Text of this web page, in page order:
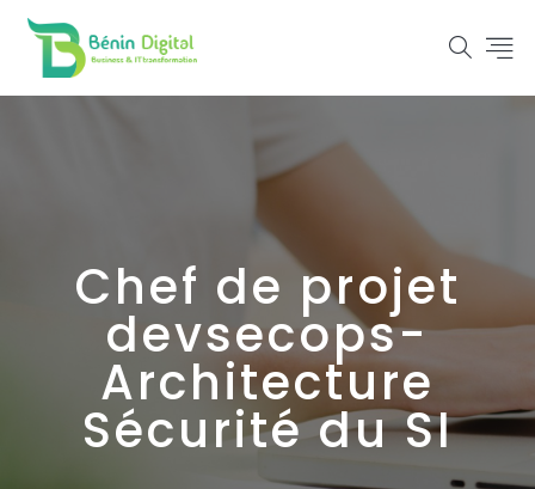
Chef de projet
devsecops-
Architecture
Sécurité du SI